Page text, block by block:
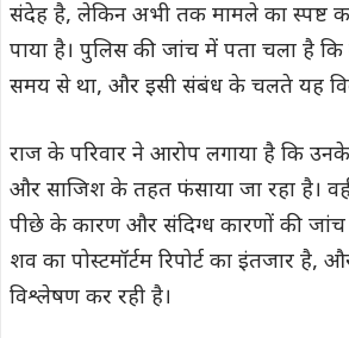
संदेह है, लेकिन अभी तक मामले का स्पष्ट
पाया है। पुलिस की जांच में पता चला है
समय से था, और इसी संबंध के चलते यह
राज के परिवार ने आरोप लगाया है कि
और साजिश के तहत फंसाया जा रहा है।
पीछे के कारण और संदिग्ध कारणों की
शव का पोस्टमॉर्टम रिपोर्ट का इंतजार
विश्लेषण कर रही है।